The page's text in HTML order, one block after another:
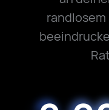
randlosem